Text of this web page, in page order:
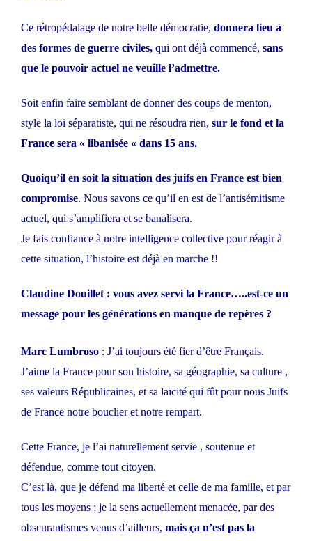
Ce rétropédalage de notre belle démocratie, donnera lieu à
des formes de guerre civiles, qui ont déjà commencé, sans
que le pouvoir actuel ne veuille l’admettre.
Soit enfin faire semblant de donner des coups de menton,
style la loi séparatiste, qui ne résoudra rien, sur le fond et la
France sera « libanisée « dans 15 ans.
Quoiqu’il en soit la situation des juifs en France est bien
compromise. Nous savons ce qu’il en est de l’antisémitisme
actuel, qui s’amplifiera et se banalisera.
Je fais confiance à notre intelligence collective pour réagir à
cette situation, l’histoire est déjà en marche !!
Claudine Douillet : vous avez servi la France…..est-ce un
message pour les générations en manque de repères ?
Marc Lumbroso : J’ai toujours été fier d’être Français.
J’aime la France pour son histoire, sa géographie, sa culture ,
ses valeurs Républicaines, et sa laïcité qui fût pour nous Juifs
de France notre bouclier et notre rempart.
Cette France, je l’ai naturellement servie , soutenue et
défendue, comme tout citoyen.
C’est là, que je défend ma liberté et celle de ma famille, et par
tous les moyens ; je la sens actuellement menacée, par des
obscurantismes venus d’ailleurs, mais ça n’est pas la